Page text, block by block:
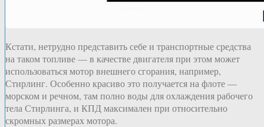
Кстати, нетрудно представить себе и транспортные средства
на таком топливе — в качестве двигателя при этом может
использоваться мотор внешнего сгорания, например,
Стирлинг. Особенно красиво это получается на флоте —
морском и речном, там полно воды для охлаждения рабочего
тела Стирлинга, и КПД максимален при относительно
скромных размерах мотора.